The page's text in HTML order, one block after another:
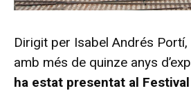
Dirigit per Isabel Andrés
amb més de quinze anys
ha estat presentat al